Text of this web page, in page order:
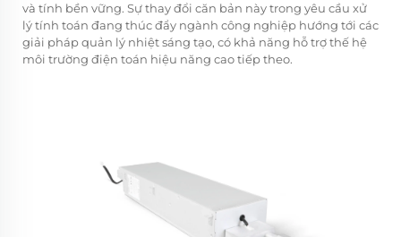
và tính bền vững. Sự thay đổi căn bản này trong yêu cầu xử
lý tính toán đang thúc đẩy ngành công nghiệp hướng tới các
giải pháp quản lý nhiệt sáng tạo, có khả năng hỗ trợ thế hệ
môi trường điện toán hiệu năng cao tiếp theo.